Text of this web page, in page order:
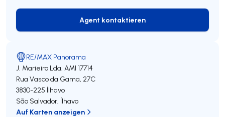
Agent kontaktieren
Agent kontaktieren
RE/MAX Panorama
J. Marieiro Lda. AMI 17714
Rua Vasco da Gama, 27C
3830-225 Ílhavo
São Salvador, Ílhavo
Auf Karten anzeigen